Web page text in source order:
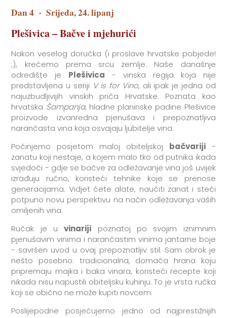
Dan 4 · Srijeda, 24. lipanj
Plešivica – Bačve i mjehurići
Nakon veselog doručka (i proslave hrvatske pobjede!
;), krećemo prema srcu zemlje. Naše današnje
odredište je Plešivica - vinska regija koja nije
predstavljena u seriji V is for Vino, ali ipak je jedna od
najuzbudljivijih vinskih priča Hrvatske. Poznata kao
hrvatska Šampanja, hladne planinske padine Plešivice
proizvode izvanredna pjenušava i prepoznatljiva
narančasta vina koja osvajaju ljubitelje vina.
Počinjemo posjetom maloj obiteljskoj bačvariji-
zanatu koji nestaje, a kojem malo tko od putnika ikada
svjedoči - gdje se bačve za odležavanje vina još uvijek
izrađuju ručno, koristeći tehnike koje se prenose
generacijama. Vidjet ćete alate, naučiti zanat i steći
potpuno novu perspektivu na način odležavanja vaših
omiljenih vina.
Ručak je uvinariji poznatoj po svojim iznimnim
pjenušavim vinima i narančastim vinima jantarne boje
- savršen uvod u ovaj prepoznatljiv stil. Sam obrok je
nešto posebno: tradicionalna, domaća hrana koju
pripremaju majka i baka vinara, koristeći recepte koji
nikada nisu napustili obiteljsku kuhinju. To je vrsta ručka
koji se obično ne može kupiti novcem.
Poslijepodne posjećujemo jedno od najprestižnijih